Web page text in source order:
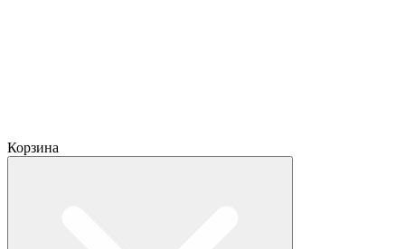
Корзина